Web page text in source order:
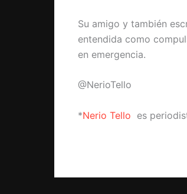
Su amigo y también
entendida como
en emergencia.
@NerioTello
*Nerio Tello es